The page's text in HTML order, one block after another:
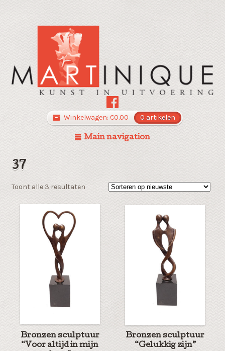
Winkelwagen: €0.00 0 artikelen
Main navigation
37
Toont alle 3 resultatenGesorteerd
Bronzen sculptuur
“Voor altijd in mijn
Bronzen sculptuur
“Gelukkig zijn”